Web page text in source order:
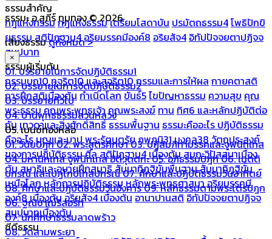
ธรรมสำคัญ
กฎแห่งกรรมกฎแห่งธรรมเตรียมโสดาบัน ปรมัตถธรรม4โพธิปักขิ
ยธรรมสติปัฏฐาน4อริยมรรคมีองค์8 อริยสัจ4 อิทัปปัจจยตาปฏิจจ
สมุปบาท
ธรรมผู้เริ่มต้น
กรรมบถ10 ทุจริต10 และสุจริต10กรรมและการให้ผล กายคตาสติ
การฝึกสติเบื้องต้นกำเนิดโลกขันธ์5ไขปัญหาธรรม ความสุข คุณ
พระธรรมคุณพระพุทธเจ้าคุณพระสงฆ์ ทาน ทิศ6 และหลักปฏิบัติต่อ
กันเทวดาและสิ่งศักดิ์สิทธิ์ธรรมพื้นฐาน ธรรมะคืออะไร ปฏิบัติธรรม
คืออะไรบุญและบาปพระรัตนตรัยภพภูมิ31 มงคล38 วัตถุประสงค์
ของการปฏิบัติธรรมศีลสติปัฏฐาน4 เบื้องต้นสมถะวิปัสสนาเบื้อง
ต้นสมาธิและอุบายฝึกสมาธิสัมมาทิฏฐิขั้นพื้นฐานสัมมาทิฏฐิขั้น
เหนือโลกหลักการปฏิบัติธรรมหลักพระพุทธศาสนาอริยมรรคมี
องค์8 เบื้องต้นอริยสัจ4 เบื้องต้นอานาปานสติอิทัปปัจจยตาปฏิจจ
สมุปบาทเบื้องต้น
ซีดีธรรม
ธรรมะ อ.สุภีร์ ทุมทอง © 2026
เสียงธรรมดูทั้งหมด >
×
01. บรรยายในการจัดปฏิบัติธรรม1
02. บรรยายในการจัดปฏิบัติธรรม2
03. บรรยายทั่วไป
04. บ้านพุทธธรรมสวนหลวง
05. เบนซ์ทองหล่อ
01. วินัยปิฎก02. พระสูตรศึกษา03. ปฏิสัมภิทามรรคและจูฬนิทเทส
04. มหานิทเทส จูฬนิทเทส อิติวุตตกะ05. อภิธรรมปิฎก06. เนตติ
ปกรณ์ และเปฏโกปเทสปกรณ์07. ศึกษาและปฏิบัติธรรมวันอาทิตย์
08. ศึกษาและปฏิบัติธรรมวันอังคาร09. หลักธรรมตามพระไตรปิฎก
06. ฐณิชาฌ์รีสอร์ท
07. นักศึกษาธรรมลาดพร้าว
08. วัดสามพระยา